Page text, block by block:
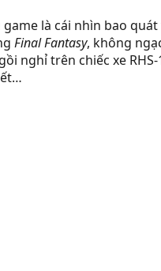
game là cái nhìn bao
Final Fantasy, không
nghỉ trên chiếc xe